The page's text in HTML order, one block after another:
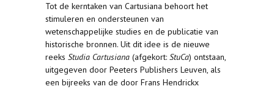
Tot de kerntaken van Cartusiana behoort het
stimuleren en ondersteunen van
wetenschappelijke studies en de publicatie van
historische bronnen. Uit dit idee is de nieuwe
reeks Studia Cartusiana (afgekort: StuCa) ontstaan,
uitgegeven door Peeters Publishers Leuven, als
een bijreeks van de door Frans Hendrickx